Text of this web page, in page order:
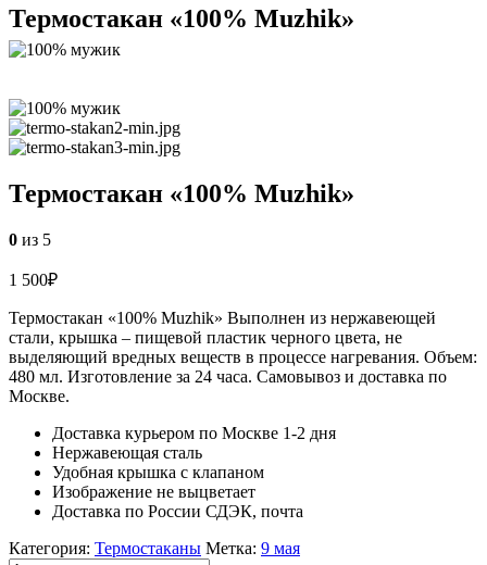
Термостакан «100% Muzhik»
Термостакан «100% Muzhik»
0 из 5
1 500₽
Термостакан «100% Muzhik» Выполнен из нержавеющей
стали, крышка – пищевой пластик черного цвета, не
выделяющий вредных веществ в процессе нагревания. Объем:
480 мл. Изготовление за 24 часа. Самовывоз и доставка по
Москве.
Доставка курьером по Москве 1-2 дня
Нержавеющая сталь
Удобная крышка с клапаном
Изображение не выцветает
Доставка по России СДЭК, почта
Категория: Термостаканы Метка: 9 мая